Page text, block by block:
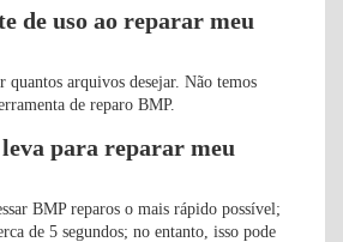
de uso ao reparar meu
quantos arquivos desejar. Não temos
de reparo BMP.
para reparar meu
BMP reparos o mais rápido possível;
de 5 segundos; no entanto, isso pode